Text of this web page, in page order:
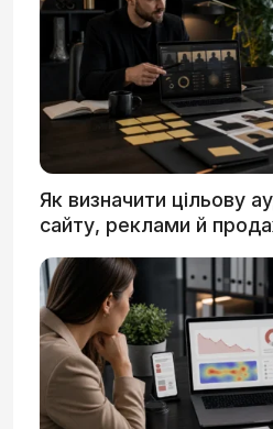
Як визначити цільову
сайту, реклами й